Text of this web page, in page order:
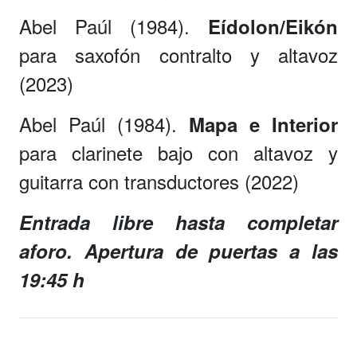
Abel Paúl (1984). Eídolon/Eikón
para saxofón contralto y altavoz
(2023)
Abel Paúl (1984). Mapa e Interior
para clarinete bajo con altavoz y
guitarra con transductores (2022)
Entrada libre hasta completar
aforo. Apertura de puertas a las
19:45 h